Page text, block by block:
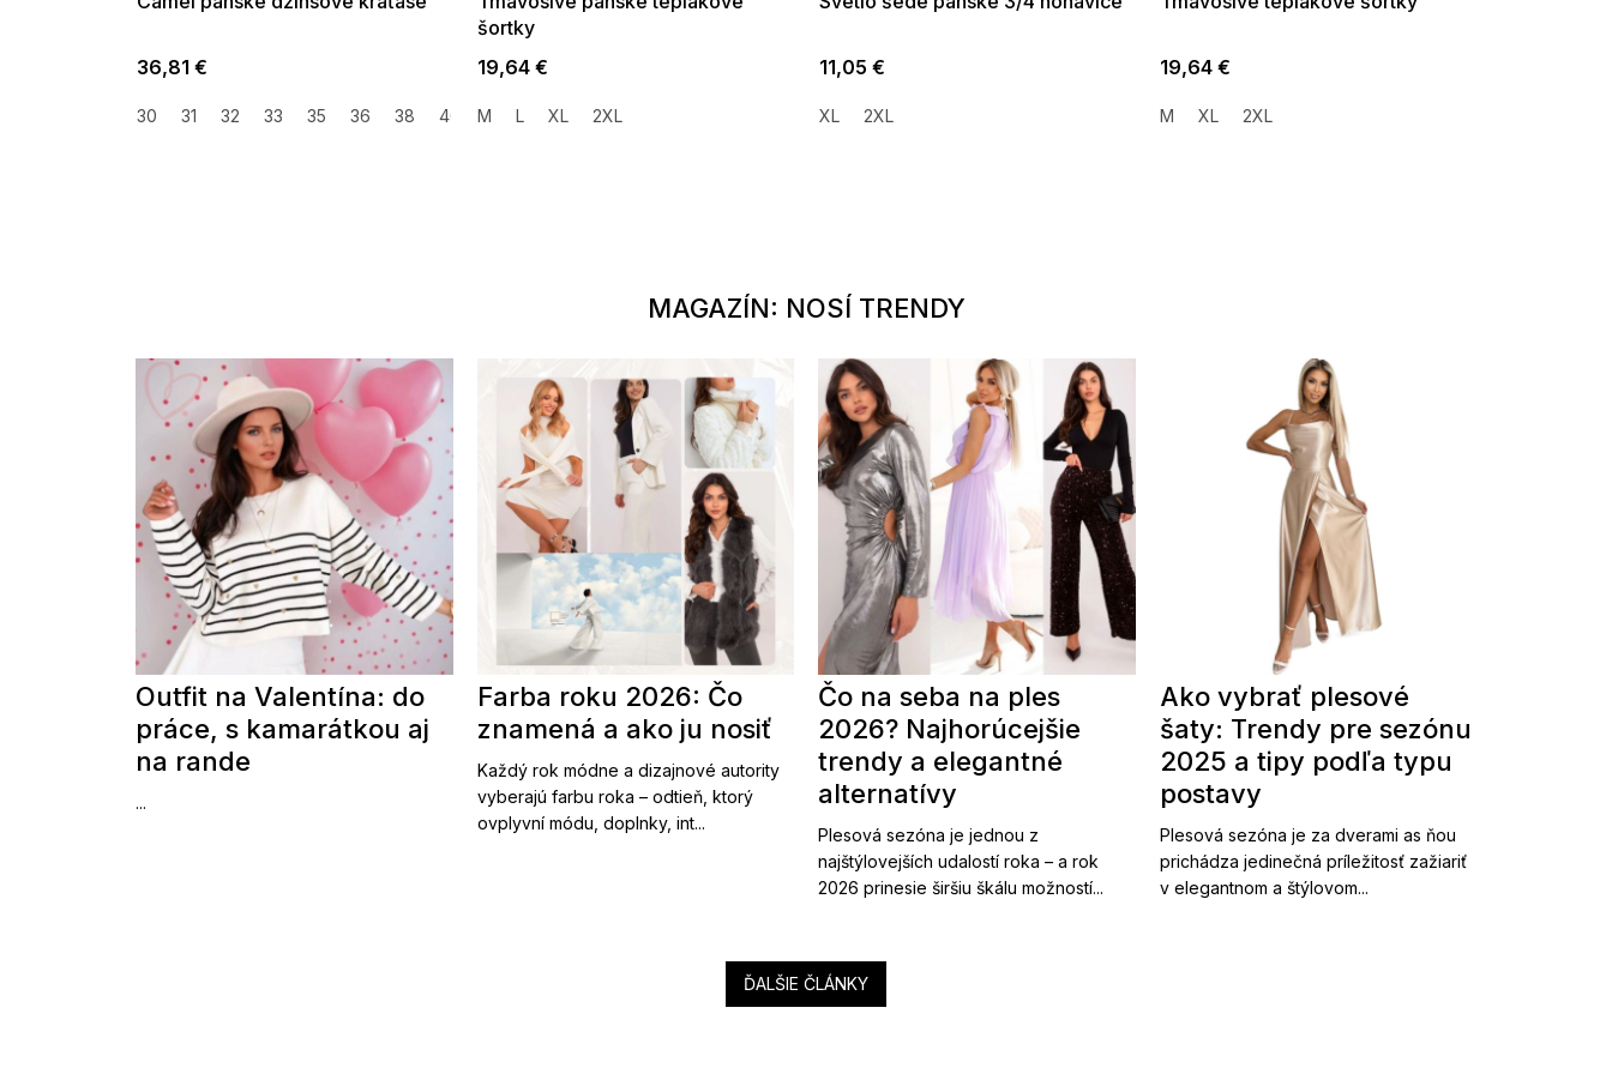
36,81 €
30 31 32 33 35 36 38 40 42
šortky
19,64 €
M L XL 2XL
11,05 €
XL 2XL
19,64 €
M XL 2XL
MAGAZÍN: NOSÍ TRENDY
Outfit na Valentína: do
práce, s kamarátkou aj
na rande
...
Farba roku 2026: Čo
znamená a ako ju nosiť
Každý rok módne a dizajnové autority
vyberajú farbu roka – odtieň, ktorý
ovplyvní módu, doplnky, int...
Čo na seba na ples
2026? Najhorúcejšie
trendy a elegantné
alternatívy
Plesová sezóna je jednou z
najštýlovejších udalostí roka – a rok
2026 prinesie širšiu škálu možností...
Ako vybrať plesové
šaty: Trendy pre sezónu
2025 a tipy podľa typu
postavy
Plesová sezóna je za dverami as ňou
prichádza jedinečná príležitosť zažiariť
v elegantnom a štýlovom...
ĎALŠIE ČLÁNKY